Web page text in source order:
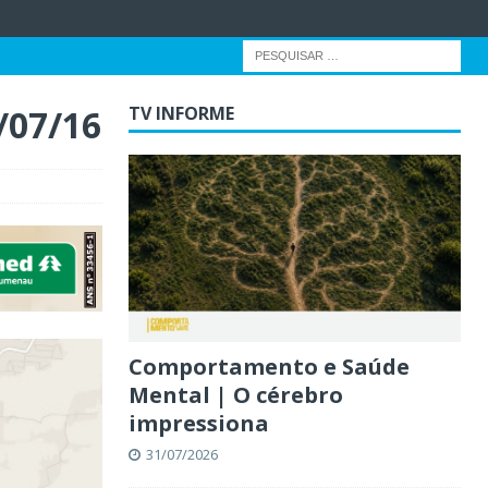
16 TV INFORME
Comportamento e Saúde
Mental | O cérebro
impressiona
31/07/2026